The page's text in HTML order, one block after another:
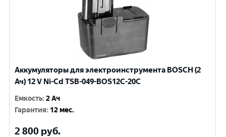
Аккумуляторы для электроинструмента BOSCH (2
Ач) 12 V Ni-Cd TSB-049-BOS12C-20C
Емкость:2 Ач
Гарантия: 12 мес.
2 800 руб.